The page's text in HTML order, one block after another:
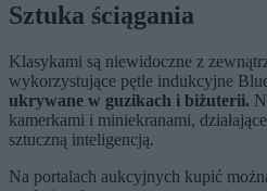
Sztuka ściągania
Klasykami są niewidoczne z
wykorzystujące pętle indukcyjne
ukrywane w guzikach i biżuterii.
kamerkami i mini­ekranami,
sztuczną inteligencją.
Na portalach aukcyjnych kupić